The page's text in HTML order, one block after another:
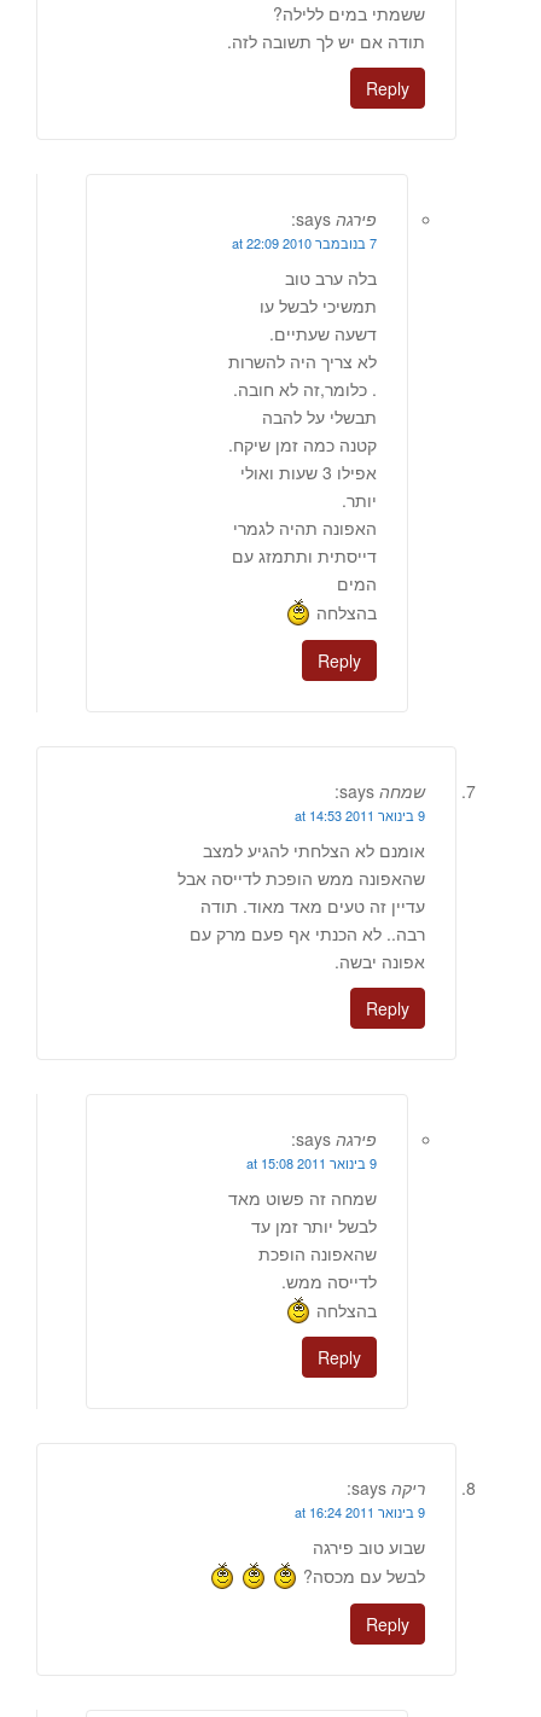
ששמתי במים ללילה?
תודה אם יש לך תשובה לזה.
Reply
פירגה says:
7 בנובמבר 2010 at 22:09
בלה ערב טוב
תמשיכי לבשל עו
דשעה שעתיים.
לא צריך היה להשרות
. כלומר,זה לא חובה.
תבשלי על להבה
קטנה כמה זמן שיקח.
אפילו 3 שעות ואולי
יותר.
האפונה תהיה לגמרי
דייסתית ותתמזג עם
המים
בהצלחה
Reply
שמחה says:
9 בינואר 2011 at 14:53
אומנם לא הצלחתי להגיע למצב
שהאפונה ממש הופכת לדייסה אבל
עדיין זה טעים מאד מאוד. תודה
רבה.. לא הכנתי אף פעם מרק עם
אפונה יבשה.
Reply
פירגה says:
9 בינואר 2011 at 15:08
שמחה זה פשוט מאד
לבשל יותר זמן עד
שהאפונה הופכת
לדייסה ממש.
בהצלחה
Reply
ריקה says:
9 בינואר 2011 at 16:24
שבוע טוב פירגה
לבשל עם מכסה?
Reply